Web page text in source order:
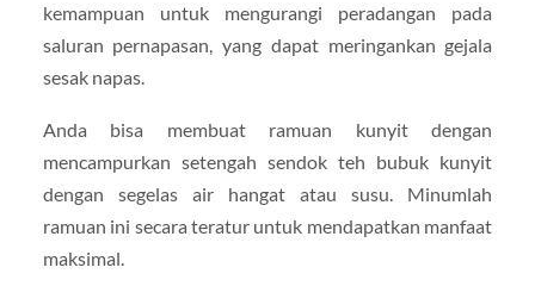
kemampuan untuk mengurangi peradangan pada
saluran pernapasan, yang dapat meringankan gejala
sesak napas.
Anda bisa membuat ramuan kunyit dengan
mencampurkan setengah sendok teh bubuk kunyit
dengan segelas air hangat atau susu. Minumlah
ramuan ini secara teratur untuk mendapatkan manfaat
maksimal.